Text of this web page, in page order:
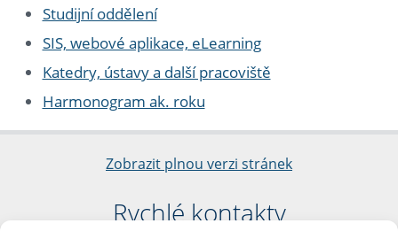
Studijní oddělení
SIS, webové aplikace, eLearning
Katedry, ústavy a další pracoviště
Harmonogram ak. roku
Zobrazit plnou verzi stránek
Rychlé kontakty